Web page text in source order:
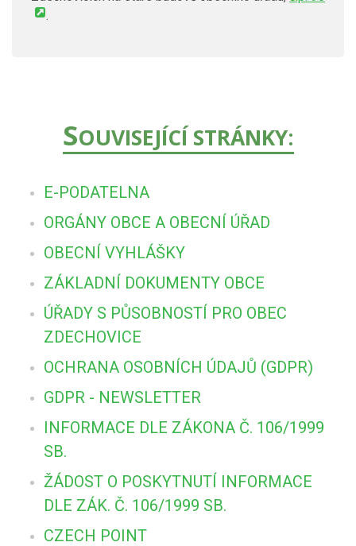
.
SOUVISEJÍCÍ STRÁNKY:
E-PODATELNA
ORGÁNY OBCE A OBECNÍ ÚŘAD
OBECNÍ VYHLÁŠKY
ZÁKLADNÍ DOKUMENTY OBCE
ÚŘADY S PŮSOBNOSTÍ PRO OBEC
ZDECHOVICE
OCHRANA OSOBNÍCH ÚDAJŮ (GDPR)
GDPR - NEWSLETTER
INFORMACE DLE ZÁKONA Č. 106/1999
SB.
ŽÁDOST O POSKYTNUTÍ INFORMACE
DLE ZÁK. Č. 106/1999 SB.
CZECH POINT